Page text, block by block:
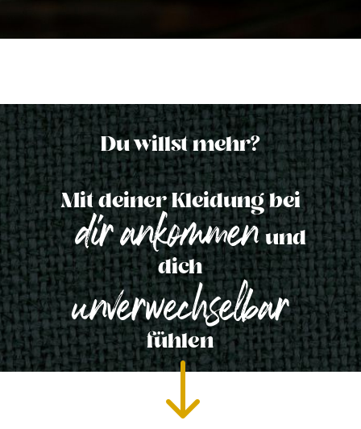
Du willst mehr?
Mit deiner Kleidung bei
dir ankommenund
dich
unverwechselbar
fühlen
"